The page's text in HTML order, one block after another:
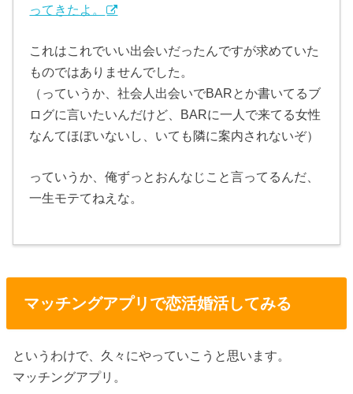
ってきたよ。
これはこれでいい出会いだったんですが求めていた
ものではありませんでした。
（っていうか、社会人出会いでBARとか書いてるブ
ログに言いたいんだけど、BARに一人で来てる女性
なんてほぼいないし、いても隣に案内されないぞ）
っていうか、俺ずっとおんなじこと言ってるんだ、
一生モテてねえな。
マッチングアプリで恋活婚活してみる
というわけで、久々にやっていこうと思います。
マッチングアプリ。